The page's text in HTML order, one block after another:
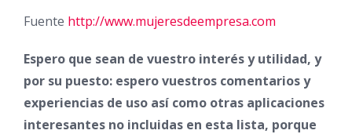
Fuente http://www.mujeresdeempresa.com
Espero que sean de vuestro interés y utilidad, y
por su puesto: espero vuestros comentarios y
experiencias de uso así como otras aplicaciones
interesantes no incluidas en esta lista, porque